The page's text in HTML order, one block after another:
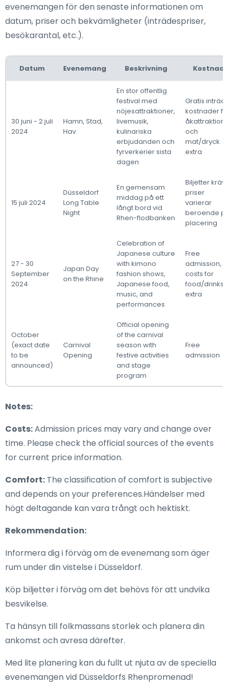
evenemangen för den senaste informationen om
datum, priser och bekvämligheter (inträdespriser,
besökarantal, etc.).
Datum Evenemang Beskrivning Kostnad
30 juni - 2 juli
2024
Hamn, Stad,
Hav
En stor offentlig
festival med
nöjesattraktioner,
livemusik,
kulinariska
erbjudanden och
fyrverkerier sista
dagen
Gratis
kostnader
och
mat/dryck
extra
15 juli 2024
Düsseldorf
Long Table
Night
En gemensam
middag på ett
långt bord vid
Rhen-flodbanken
Biljetter
priser
varierar
beroende
placering
27 - 30
September
2024
Japan Day
on the Rhine
Celebration of
Japanese culture
with kimono
fashion shows,
Japanese food,
music, and
performances
Free
admission,
costs for
food/drinks
extra
October
(exact date
to be
announced)
Carnival
Opening
Official opening
of the carnival
season with
festive activities
and stage
program
Free
admission
Notes:
Costs:Admission prices may vary and change over
time. Please check the official sources of the events
for current price information.
Comfort: The classification of comfort is subjective
and depends on your preferences.Händelser med
högt deltagande kan vara trångt och hektiskt.
Rekommendation:
Informera dig i förväg om de evenemang som äger
rum under din vistelse i Düsseldorf.
Köp biljetter i förväg om det behövs för att undvika
besvikelse.
Ta hänsyn till folkmassans storlek och planera din
ankomst och avresa därefter.
Med lite planering kan du fullt ut njuta av de speciella
evenemangen vid Düsseldorfs Rhenpromenad!